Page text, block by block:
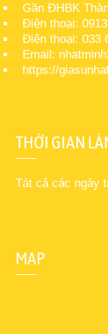
Gần ĐHBK
Điện thoại:
Điện thoại: 033
Email:
https://
THỜI GIAN
Tát cả các ngày
MAP